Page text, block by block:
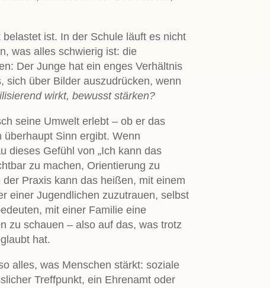
ist. In der Schule läuft es nicht
was alles schwierig ist: die
Der Junge hat ein enges Verhältnis
sich über Bilder auszudrücken, wenn
wirkt, bewusst stärken?
seine Umwelt erlebt – ob er das
Sinn ergibt. Wenn
dieses Gefühl von „Ich kann das
zu machen, Orientierung zu
Praxis kann das heißen, mit einem
einer Jugendlichen zuzutrauen, selbst
mit einer Familie eine
zu schauen – also auf das, was trotz
hat.
alles, was Menschen stärkt: soziale
Treffpunkt, ein Ehrenamt oder